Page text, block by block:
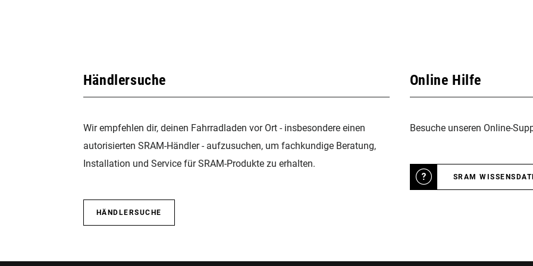
Händlersuche
Wir empfehlen dir, deinen Fahrradladen vor Ort - insbesondere einen
autorisierten SRAM-Händler - aufzusuchen, um fachkundige Beratung,
Installation und Service für SRAM-Produkte zu erhalten.
HÄNDLERSUCHE
Online Hilfe
Besuche unseren Online-
SRAM